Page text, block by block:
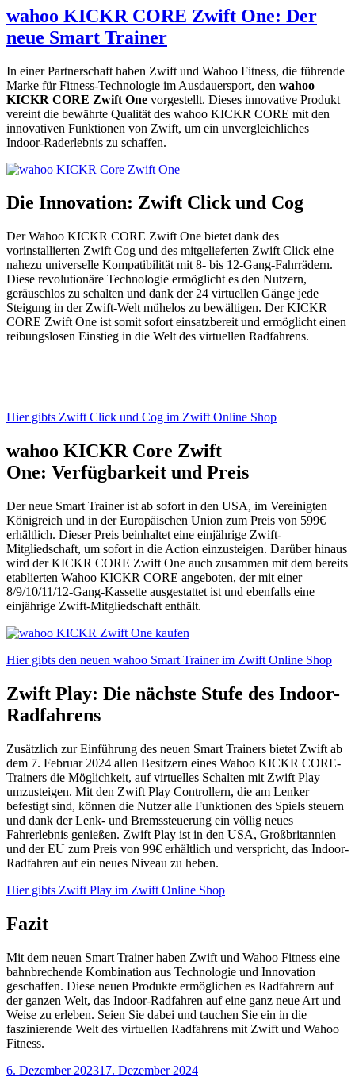
wahoo KICKR CORE Zwift One: Der
neue Smart Trainer
In einer Partnerschaft haben Zwift und Wahoo Fitness, die führende
Marke für Fitness-Technologie im Ausdauersport, den wahoo
KICKR CORE Zwift One vorgestellt. Dieses innovative Produkt
vereint die bewährte Qualität des wahoo KICKR CORE mit den
innovativen Funktionen von Zwift, um ein unvergleichliches
Indoor-Raderlebnis zu schaffen.
Die Innovation: Zwift Click und Cog
Der Wahoo KICKR CORE Zwift One bietet dank des
vorinstallierten Zwift Cog und des mitgelieferten Zwift Click eine
nahezu universelle Kompatibilität mit 8- bis 12-Gang-Fahrrädern.
Diese revolutionäre Technologie ermöglicht es den Nutzern,
geräuschlos zu schalten und dank der 24 virtuellen Gänge jede
Steigung in der Zwift-Welt mühelos zu bewältigen. Der KICKR
CORE Zwift One ist somit sofort einsatzbereit und ermöglicht einen
reibungslosen Einstieg in die Welt des virtuellen Radfahrens.
Hier gibts Zwift Click und Cog im Zwift Online Shop
wahoo KICKR Core Zwift
One: Verfügbarkeit und Preis
Der neue Smart Trainer ist ab sofort in den USA, im Vereinigten
Königreich und in der Europäischen Union zum Preis von 599€
erhältlich. Dieser Preis beinhaltet eine einjährige Zwift-
Mitgliedschaft, um sofort in die Action einzusteigen. Darüber hinaus
wird der KICKR CORE Zwift One auch zusammen mit dem bereits
etablierten Wahoo KICKR CORE angeboten, der mit einer
8/9/10/11/12-Gang-Kassette ausgestattet ist und ebenfalls eine
einjährige Zwift-Mitgliedschaft enthält.
Hier gibts den neuen wahoo Smart Trainer im Zwift Online Shop
Zwift Play: Die nächste Stufe des Indoor-
Radfahrens
Zusätzlich zur Einführung des neuen Smart Trainers bietet Zwift ab
dem 7. Februar 2024 allen Besitzern eines Wahoo KICKR CORE-
Trainers die Möglichkeit, auf virtuelles Schalten mit Zwift Play
umzusteigen. Mit den Zwift Play Controllern, die am Lenker
befestigt sind, können die Nutzer alle Funktionen des Spiels steuern
und dank der Lenk- und Bremssteuerung ein völlig neues
Fahrerlebnis genießen. Zwift Play ist in den USA, Großbritannien
und der EU zum Preis von 99€ erhältlich und verspricht, das Indoor-
Radfahren auf ein neues Niveau zu heben.
Hier gibts Zwift Play im Zwift Online Shop
Fazit
Mit dem neuen Smart Trainer haben Zwift und Wahoo Fitness eine
bahnbrechende Kombination aus Technologie und Innovation
geschaffen. Diese neuen Produkte ermöglichen es Radfahrern auf
der ganzen Welt, das Indoor-Radfahren auf eine ganz neue Art und
Weise zu erleben. Seien Sie dabei und tauchen Sie ein in die
faszinierende Welt des virtuellen Radfahrens mit Zwift und Wahoo
Fitness.
Veröffentlicht
6. Dezember 202317. Dezember 2024